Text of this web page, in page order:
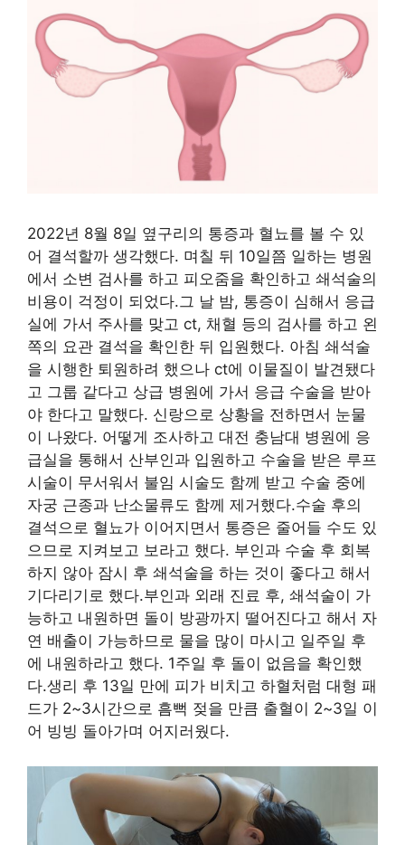
2022년 8월 8일 옆구리의 통증과 혈뇨를 볼 수 있
어 결석할까 생각했다. 며칠 뒤 10일쯤 일하는 병원
에서 소변 검사를 하고 피오줌을 확인하고 쇄석술의
비용이 걱정이 되었다.그 날 밤, 통증이 심해서 응급
실에 가서 주사를 맞고 ct, 채혈 등의 검사를 하고 왼
쪽의 요관 결석을 확인한 뒤 입원했다. 아침 쇄석술
을 시행한 퇴원하려 했으나 ct에 이물질이 발견됐다
고 그룹 같다고 상급 병원에 가서 응급 수술을 받아
야 한다고 말했다. 신랑으로 상황을 전하면서 눈물
이 나왔다. 어떻게 조사하고 대전 충남대 병원에 응
급실을 통해서 산부인과 입원하고 수술을 받은 루프
시술이 무서워서 불임 시술도 함께 받고 수술 중에
자궁 근종과 난소물류도 함께 제거했다.수술 후의
결석으로 혈뇨가 이어지면서 통증은 줄어들 수도 있
으므로 지켜보고 보라고 했다. 부인과 수술 후 회복
하지 않아 잠시 후 쇄석술을 하는 것이 좋다고 해서
기다리기로 했다.부인과 외래 진료 후, 쇄석술이 가
능하고 내원하면 돌이 방광까지 떨어진다고 해서 자
연 배출이 가능하므로 물을 많이 마시고 일주일 후
에 내원하라고 했다. 1주일 후 돌이 없음을 확인했
다.생리 후 13일 만에 피가 비치고 하혈처럼 대형 패
드가 2~3시간으로 흠뻑 젖을 만큼 출혈이 2~3일 이
어 빙빙 돌아가며 어지러웠다.